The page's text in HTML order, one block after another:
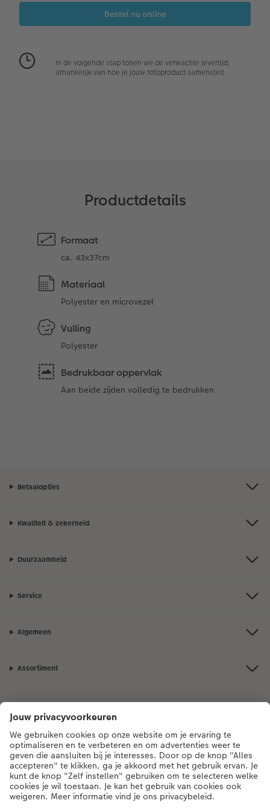
Alle extra's
Ontwerpopties
Alle extra's
Tipa Awards
In de volgende stap tonen we de verwachte levertijd,
afhankelijk van hoe je jouw fotoproduct samenstelt.
Productdetails
Formaat
ca. 43x37cm
Materiaal
Polyester en microvezel
Vulling
Polyester
Bedrukbaar oppervlak
Aan beide zijden volledig te bedrukken
Betaalopties
Kwaliteit & zekerheid
Duurzaamheid
Service
Algemeen
Assortiment
Als je een vraag hebt over een product of bestelling, bel ons dan gerust:
0341-255 472[ma - vr 9:00 tot 20:00 u | za 9:00 tot 17:00 u | zo 12:00 tot
16:00 u]